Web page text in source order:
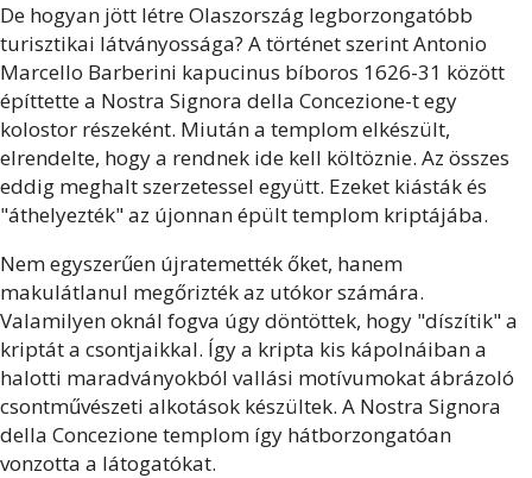
De hogyan jött létre Olaszország legborzongatóbb
turisztikai látványossága? A történet szerint Antonio
Marcello Barberini kapucinus bíboros 1626-31 között
építtette a Nostra Signora della Concezione-t egy
kolostor részeként. Miután a templom elkészült,
elrendelte, hogy a rendnek ide kell költöznie. Az összes
eddig meghalt szerzetessel együtt. Ezeket kiásták és
"áthelyezték" az újonnan épült templom kriptájába.
Nem egyszerűen újratemették őket, hanem
makulátlanul megőrizték az utókor számára.
Valamilyen oknál fogva úgy döntöttek, hogy "díszítik" a
kriptát a csontjaikkal. Így a kripta kis kápolnáiban a
halotti maradványokból vallási motívumokat ábrázoló
csontművészeti alkotások készültek. A Nostra Signora
della Concezione templom így hátborzongatóan
vonzotta a látogatókat.